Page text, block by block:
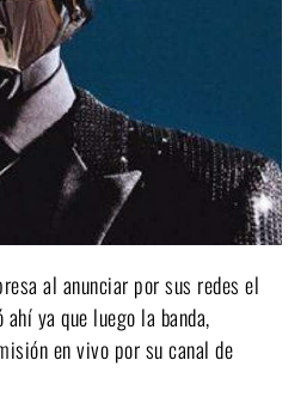
al anunciar por sus redes el
ya que luego la banda,
en vivo por su canal de